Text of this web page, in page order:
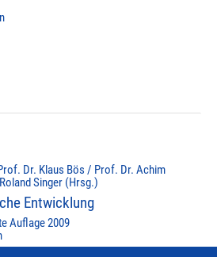
Dr. Klaus Bös / Prof. Dr. Achim
Singer (Hrsg.)
Entwicklung
Auflage 2009